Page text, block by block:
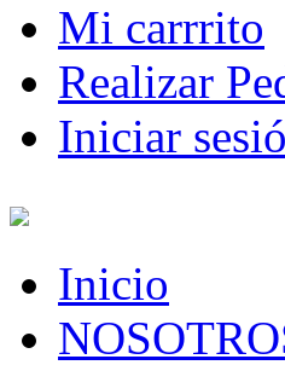
Mi carrrito
Realizar
Iniciar
Inicio